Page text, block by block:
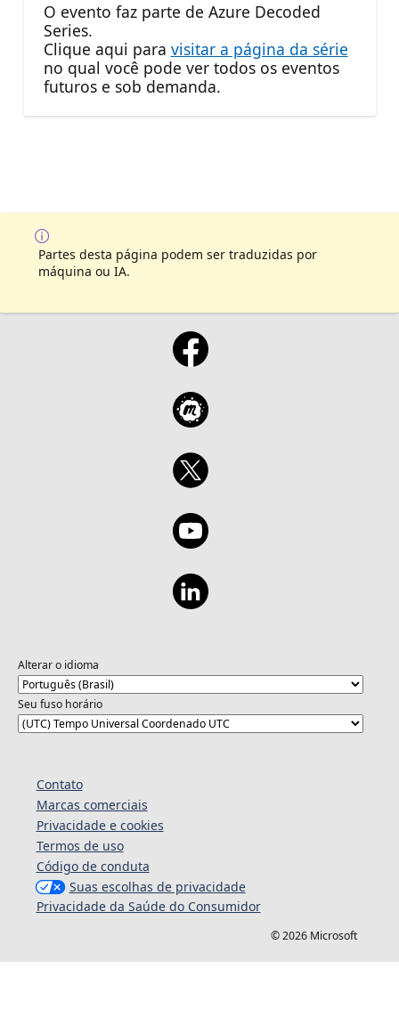
O evento faz parte de Azure Decoded
Series.
Clique aqui para visitar a página da série
no qual você pode ver todos os eventos
futuros e sob demanda.
Partes desta página podem ser traduzidas por
máquina ou IA.
Alterar o idioma
Seu fuso horário
Contato
Marcas comerciais
Privacidade e cookies
Termos de uso
Código de conduta
Suas escolhas de privacidade
Privacidade da Saúde do Consumidor
© 2026 Microsoft